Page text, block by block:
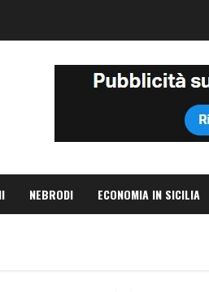
NEBRODI ECONOMIA IN SICILIA